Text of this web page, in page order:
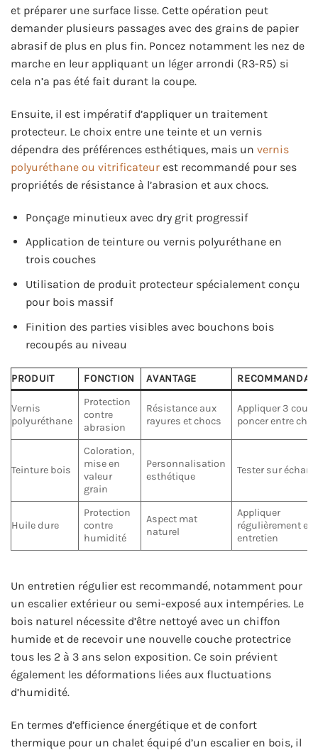
et préparer une surface lisse. Cette opération peut
demander plusieurs passages avec des grains de papier
abrasif de plus en plus fin. Poncez notamment les nez de
marche en leur appliquant un léger arrondi (R3-R5) si
cela n’a pas été fait durant la coupe.
Ensuite, il est impératif d’appliquer un traitement
protecteur. Le choix entre une teinte et un vernis
dépendra des préférences esthétiques, mais un vernis
polyuréthane ou vitrificateur est recommandé pour ses
propriétés de résistance à l’abrasion et aux chocs.
Ponçage minutieux avec dry grit progressif
Application de teinture ou vernis polyuréthane en
trois couches
Utilisation de produit protecteur spécialement conçu
pour bois massif
Finition des parties visibles avec bouchons bois
recoupés au niveau
PRODUIT FONCTION AVANTAGE
Vernis
polyuréthane
Protection
contre
abrasion
Résistance aux
rayures et chocs
Appliquer 3
poncer entre
Teinture bois
Coloration,
mise en
valeur
grain
Personnalisation
esthétique
Tester sur
Huile dure
Protection
contre
humidité
Aspect mat
naturel
Appliquer
régulièrement en
entretien
Un entretien régulier est recommandé, notamment pour
un escalier extérieur ou semi-exposé aux intempéries. Le
bois naturel nécessite d’être nettoyé avec un chiffon
humide et de recevoir une nouvelle couche protectrice
tous les 2 à 3 ans selon exposition. Ce soin prévient
également les déformations liées aux fluctuations
d’humidité.
En termes d’efficience énergétique et de confort
thermique pour un chalet équipé d’un escalier en bois, il